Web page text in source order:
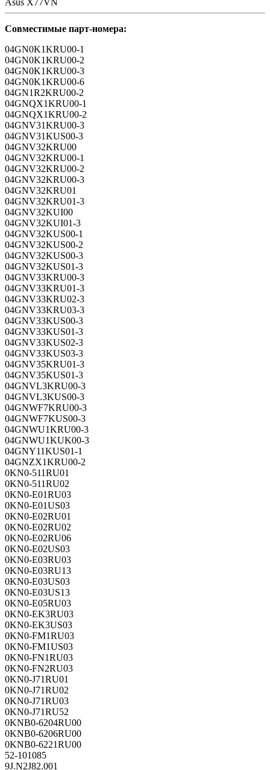
Совместимые парт-номера:
04GN0K1KRU00-1
04GN0K1KRU00-2
04GN0K1KRU00-3
04GN0K1KRU00-6
04GN1R2KRU00-2
04GNQX1KRU00-1
04GNQX1KRU00-2
04GNV31KRU00-3
04GNV31KUS00-3
04GNV32KRU00
04GNV32KRU00-1
04GNV32KRU00-2
04GNV32KRU00-3
04GNV32KRU01
04GNV32KRU01-3
04GNV32KUI00
04GNV32KUI01-3
04GNV32KUS00-1
04GNV32KUS00-2
04GNV32KUS00-3
04GNV32KUS01-3
04GNV33KRU00-3
04GNV33KRU01-3
04GNV33KRU02-3
04GNV33KRU03-3
04GNV33KUS00-3
04GNV33KUS01-3
04GNV33KUS02-3
04GNV33KUS03-3
04GNV35KRU01-3
04GNV35KUS01-3
04GNVL3KRU00-3
04GNVL3KUS00-3
04GNWF7KRU00-3
04GNWF7KUS00-3
04GNWU1KRU00-3
04GNWU1KUK00-3
04GNY11KUS01-1
04GNZX1KRU00-2
0KN0-511RU01
0KN0-511RU02
0KN0-E01RU03
0KN0-E01US03
0KN0-E02RU01
0KN0-E02RU02
0KN0-E02RU06
0KN0-E02US03
0KN0-E03RU03
0KN0-E03RU13
0KN0-E03US03
0KN0-E03US13
0KN0-E05RU03
0KN0-EK3RU03
0KN0-EK3US03
0KN0-FM1RU03
0KN0-FM1US03
0KN0-FN1RU03
0KN0-FN2RU03
0KN0-J71RU01
0KN0-J71RU02
0KN0-J71RU03
0KN0-J71RU52
0KNB0-6204RU00
0KNB0-6206RU00
0KNB0-6221RU00
52-101085
9J.N2J82.001